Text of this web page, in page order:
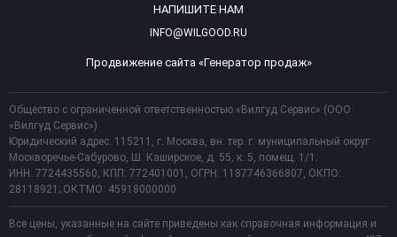
НАПИШИТЕ НАМ
INFO@WILGOOD.RU
Продвижение сайта «Генератор продаж»
Общество с ограниченной ответственностью «Вилгуд Сервис» (ООО
«Вилгуд Сервис»)
Юридический адрес: 115211, г. Москва, вн. тер. г. муниципальный округ
Москворечье-Сабурово, Ш. Каширское, д. 55, к. 5, помещ. 1/1.
ИНН: 7724435560, КПП: 772401001, ОГРН: 1187746366807, ОКПО:
28118921; ОКТМО: 45918000000
Все цены, указанные на сайте приведены как справочная информация и